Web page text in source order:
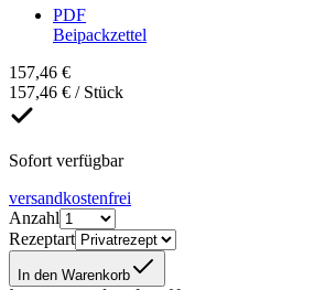
PDF
Beipackzettel
157,46 €
157,46 € / Stück
Sofort verfügbar
versandkostenfrei
Anzahl
Rezeptart
In den Warenkorb